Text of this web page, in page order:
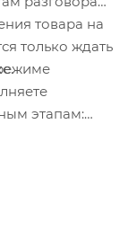
товара на
только ждать
этапам: